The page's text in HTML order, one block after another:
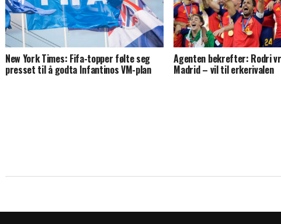
New York Times: Fifa-topper følte seg
presset til å godta Infantinos VM-plan
Agenten bekrefter: Rodri
Madrid – vil til erkerivalen